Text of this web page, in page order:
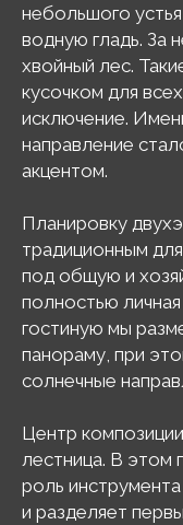
небольшого
водную гладь. За
хвойный лес.
кусочком для
исключение.
направление
акцентом.
Планировку
традиционным
под общую и
полностью
гостиную мы
панораму, при
солнечные
Центр
лестница. В этом
роль
и разделяет